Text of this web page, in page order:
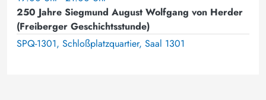
250 Jahre Siegmund August Wolfgang von Herder
(Freiberger Geschichtsstunde)
SPQ-1301, Schloßplatzquartier, Saal 1301